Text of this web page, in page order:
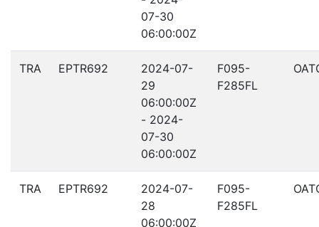
07-30
06:00:00Z
TRA EPTR692
2024-07-
29
06:00:00Z
- 2024-
07-30
06:00:00Z
F095-
F285FL
TRA EPTR692
2024-07-
28
06:00:00Z
F095-
F285FL